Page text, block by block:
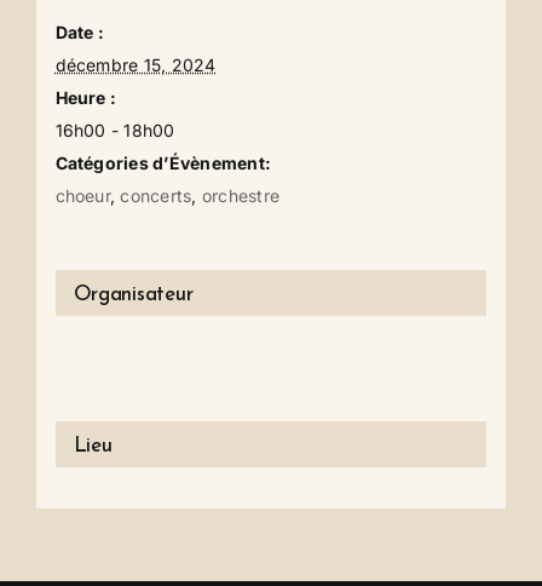
Date :
décembre 15, 2024
Heure :
16h00 - 18h00
Catégories d’Évènement:
choeur,concerts, orchestre
Organisateur
Lieu